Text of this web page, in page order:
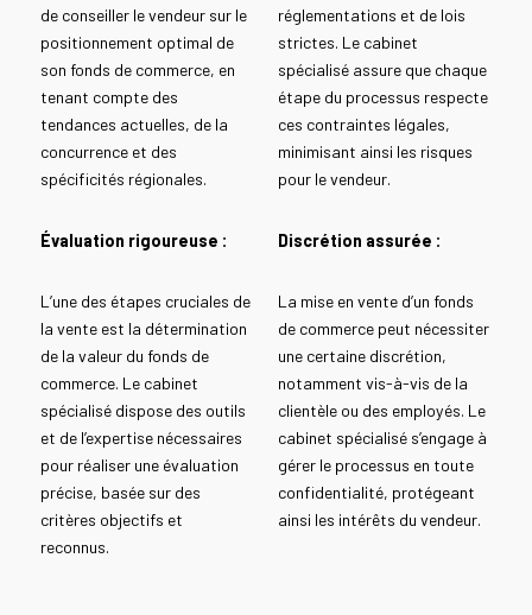
de conseiller le vendeur sur le
positionnement optimal de
son fonds de commerce, en
tenant compte des
tendances actuelles, de la
concurrence et des
spécificités régionales.
Évaluation rigoureuse :
L’une des étapes cruciales de
la vente est la détermination
de la valeur du fonds de
commerce. Le cabinet
spécialisé dispose des outils
et de l’expertise nécessaires
pour réaliser une évaluation
précise, basée sur des
critères objectifs et
reconnus.
réglementations et de lois
strictes. Le cabinet
spécialisé assure que chaque
étape du processus respecte
ces contraintes légales,
minimisant ainsi les risques
pour le vendeur.
Discrétion assurée :
La mise en vente d’un fonds
de commerce peut nécessiter
une certaine discrétion,
notamment vis-à-vis de la
clientèle ou des employés. Le
cabinet spécialisé s’engage à
gérer le processus en toute
confidentialité, protégeant
ainsi les intérêts du vendeur.